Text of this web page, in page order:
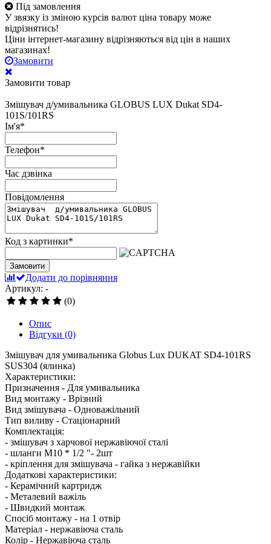
Під замовлення
У звязку із зміною курсів валют ціна товару може
відрізнятись!
Ціни інтернет-магазину відрізняються від цін в наших
магазинах!
Замовити
Замовити товар
Змішувач д/умивальника GLOBUS LUX Dukat SD4-
101S/101RS
Ім'я*
Телефон*
Час дзвінка
Повідомлення
Код з картинки*
Замовити
Додати до порівняння
Артикул: -
(0)
Опис
Відгуки (0)
Змішувач для умивальника Globus Lux DUKAT SD4-101RS
SUS304 (ялинка)
Характеристики:
Призначення - Для умивальника
Вид монтажу - Врізний
Вид змішувача - Одноважільний
Тип виливу - Стаціонарний
Комплектація:
- змішувач з харчової нержавіючої сталі
- шланги М10 * 1/2 ″- 2шт
- кріплення для змішувача - гайка з нержавійки
Додаткові характеристики:
- Керамічний картридж
- Металевий важіль
- Швидкий монтаж
Спосіб монтажу - на 1 отвір
Матеріал - нержавіюча сталь
Колір - Нержавіюча сталь